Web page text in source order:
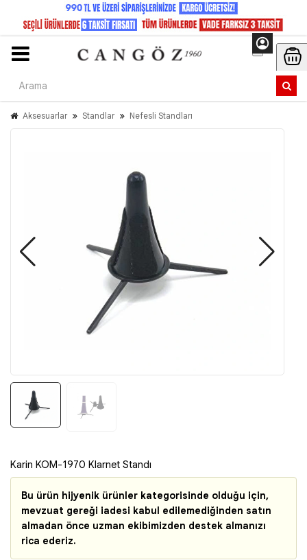
Aksesuarlar Standlar Nefesli Standları
Karin KOM-1970 Klarnet Standı
Bu ürün hijyenik ürünler kategorisinde olduğu için,
mevzuat gereği iadesi kabul edilemediğinden satın
almadan önce uzman ekibimizden destek almanızı
rica ederiz.